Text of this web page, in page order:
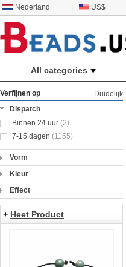
Nederland US$
All categories
Verfijnen op
Duidelijk
Dispatch
Binnen 24 uur (2)
7-15 dagen (1155)
Vorm
Kleur
Effect
+ Heet Product